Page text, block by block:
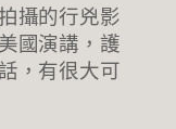
攝的行兇影
國演講，護
，有很大可